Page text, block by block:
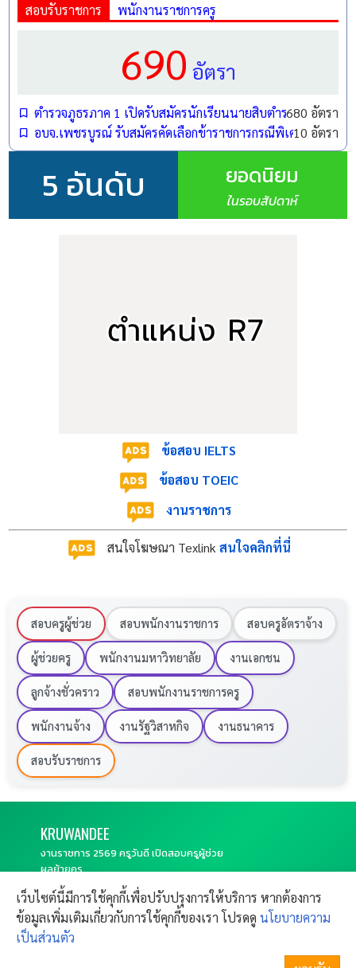
เผยแพร่ประชาสัมพันธ์)
1 อัตรา
อัตราค่าตอบแทนหลัก: เดือนละ 21,780 บาท
เงินค่าตอบแทนพิเศษ:เดือนละ 5,000 บาท
รวมรายได้ต่อเดือน:26,780 บาท
คุณสมบัติเฉพาะสำหรับตำแหน่ง (รับสายตรง)
มีคุณสมบัติวุฒิการศึกษาตรงสาย ดังนี้ครับ
การประชาสัมพันธ์
นิเทศศาสตร์
การสื่อสารมวลชน
เทคโนโลยีและสื่อสารการศึกษา
การบริหารสื่อสารมวลชน
หมายเหตุเพิ่มเติม: ไม่รับสมัครพระภิกษุหรือสามเณร และต้องไม่
เป็นข้าราชการ พนักงานรัฐวิสาหกิจ หรือพนักงานส่วนท้องถิ่นใน
ขณะที่จัดทำสัญญาจ้างครับ
- ADVERTISEMENT -
สอบรับราชการ พนักงานราชการครู
690 อัตรา
ตำรวจภูธรภาค 1 เปิดรับสมัครนักเรียนนายสิบตำรวจ (นสต.)
680 อัตรา
อบจ.เพชรบูรณ์ รับสมัครคัดเลือกข้าราชการกรณีพิเศษ ตำแห
10 อัตรา
5 อันดับ ยอดนิยม
ในรอบสัปดาห์
ข้อสอบ IELTS
ข้อสอบ TOEIC
งานราชการ
สนใจโฆษณา Texlink สนใจคลิกที่นี่
สอบครูผู้ช่วย สอบพนักงานราชการ สอบครูอัตราจ้าง
ผู้ช่วยครู พนักงานมหาวิทยาลัย งานเอกชน
ลูกจ้างชั่วคราว สอบพนักงานราชการครู
พนักงานจ้าง งานรัฐวิสาหกิจ งานธนาคาร
สอบรับราชการ
KRUWANDEE
งานราชการ 2569 ครูวันดี เปิดสอบครูผู้ช่วย
ผลย้ายครู
Copyright © 2011-2026
All rights reserved.
ติดต่อฝากข่าวประชาสัมพันธ์
ข้อตกลงใช้งาน
แจ้งปัญหาการใช้งาน
SITEMAP
FAQ
เว็บไซต์นี้มีการใช้คุกกี้เพื่อปรับปรุงการให้บริการ หากต้องการ
ข้อมูลเพิ่มเติมเกี่ยวกับการใช้คุกกี้ของเรา โปรดดู นโยบายความ
เป็นส่วนตัว